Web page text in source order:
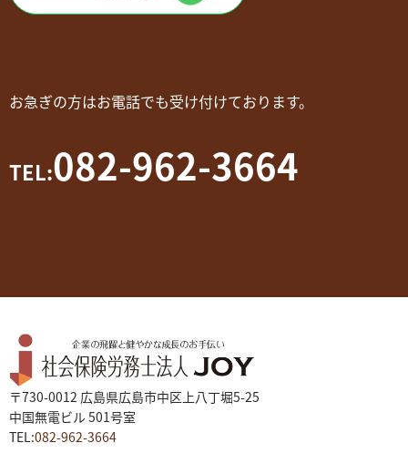
お急ぎの方はお電話でも受け付けております。
TEL:082-962-3664
〒730-0012 広島県広島市中区上八丁堀5-25
中国無電ビル 501号室
TEL:082-962-3664